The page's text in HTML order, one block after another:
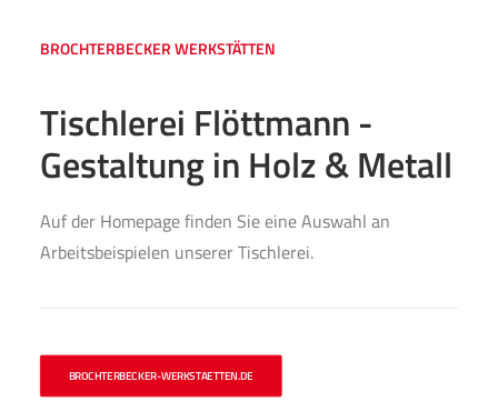
BROCHTERBECKER WERKSTÄTTEN
Tischlerei Flöttmann -
Gestaltung in Holz & Metall
Auf der Homepage finden Sie eine Auswahl an
Arbeitsbeispielen unserer Tischlerei.
BROCHTERBECKER-WERKSTAETTEN.DE